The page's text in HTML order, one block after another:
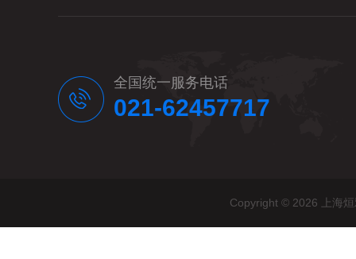
全国统一服务电话
021-62457717
Copyright © 2026 上海